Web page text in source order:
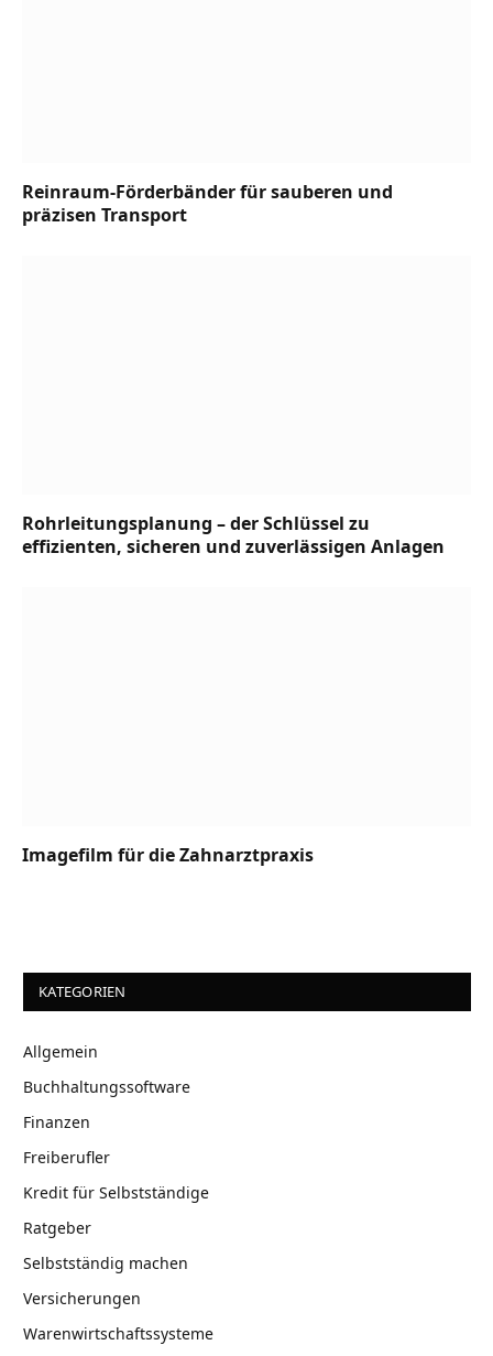
Reinraum-Förderbänder für sauberen und
präzisen Transport
Rohrleitungsplanung – der Schlüssel zu
effizienten, sicheren und zuverlässigen Anlagen
Imagefilm für die Zahnarztpraxis
KATEGORIEN
Allgemein
Buchhaltungssoftware
Finanzen
Freiberufler
Kredit für Selbstständige
Ratgeber
Selbstständig machen
Versicherungen
Warenwirtschaftssysteme